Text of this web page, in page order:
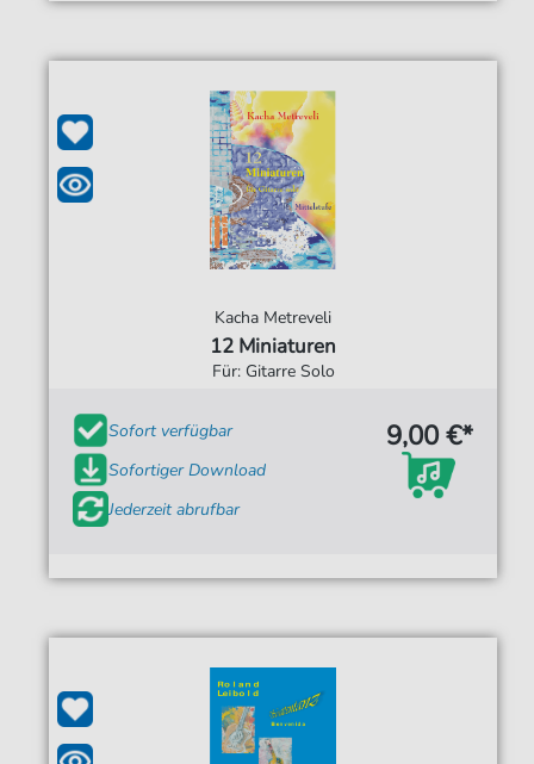
Kacha Metreveli
12 Miniaturen
Für: Gitarre Solo
Sofort verfügbar
Sofortiger Download
Jederzeit abrufbar
9,00 €*